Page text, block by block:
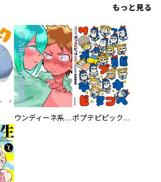
もっと見る
ウンディーネ系彼氏 ポプテピピック SEASON EIGHT